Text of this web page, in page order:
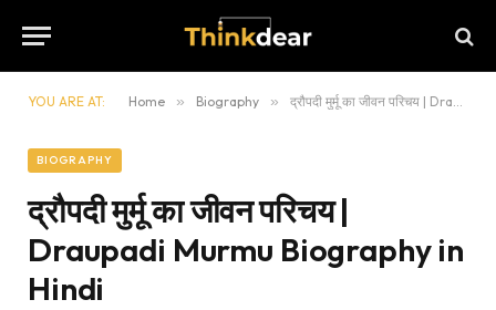
YOU ARE AT: Home » Biography » द्रौपदी मुर्मू का जीवन परिचय | Draupadi Murmu Biography in Hindi
BIOGRAPHY
द्रौपदी मुर्मू का जीवन परिचय |
Draupadi Murmu Biography in
Hindi